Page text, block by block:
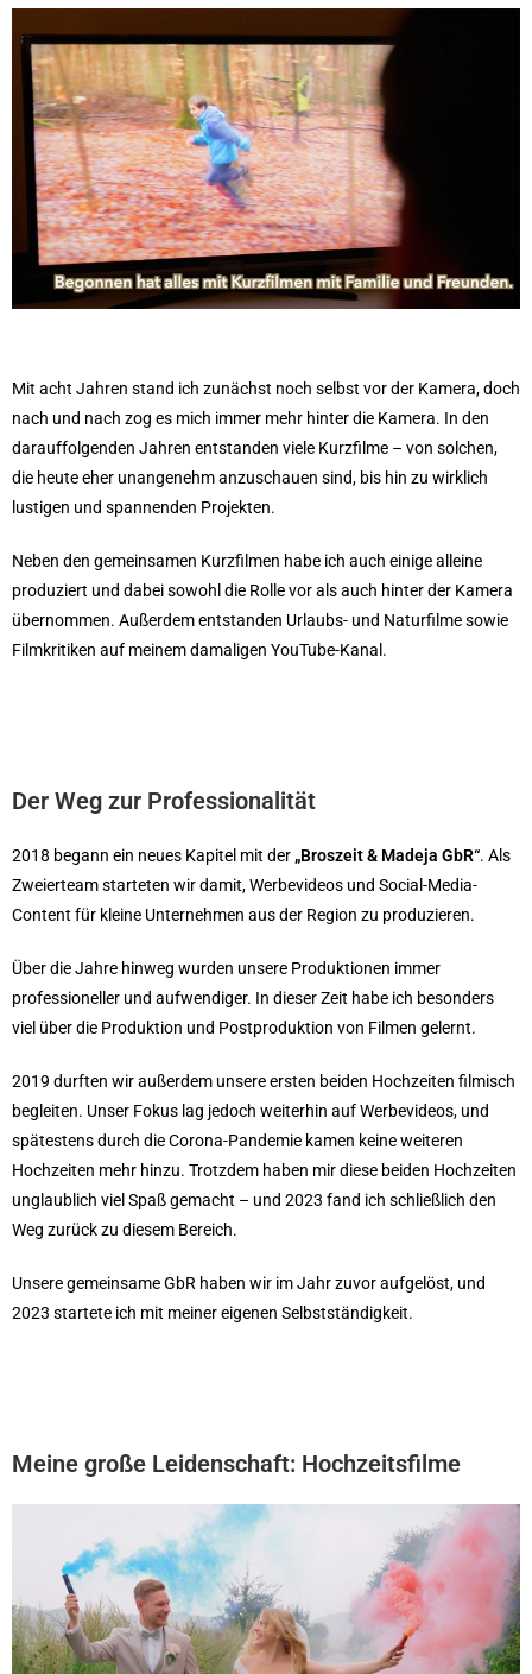
Mit acht Jahren stand ich zunächst noch selbst vor der Kamera, doch
nach und nach zog es mich immer mehr hinter die Kamera. In den
darauffolgenden Jahren entstanden viele Kurzfilme – von solchen,
die heute eher unangenehm anzuschauen sind, bis hin zu wirklich
lustigen und spannenden Projekten.
Neben den gemeinsamen Kurzfilmen habe ich auch einige alleine
produziert und dabei sowohl die Rolle vor als auch hinter der Kamera
übernommen. Außerdem entstanden Urlaubs- und Naturfilme sowie
Filmkritiken auf meinem damaligen YouTube-Kanal.
Der Weg zur Professionalität
2018 begann ein neues Kapitel mit der „Broszeit & Madeja GbR“. Als
Zweierteam starteten wir damit, Werbevideos und Social-Media-
Content für kleine Unternehmen aus der Region zu produzieren.
Über die Jahre hinweg wurden unsere Produktionen immer
professioneller und aufwendiger. In dieser Zeit habe ich besonders
viel über die Produktion und Postproduktion von Filmen gelernt.
2019 durften wir außerdem unsere ersten beiden Hochzeiten filmisch
begleiten. Unser Fokus lag jedoch weiterhin auf Werbevideos, und
spätestens durch die Corona-Pandemie kamen keine weiteren
Hochzeiten mehr hinzu. Trotzdem haben mir diese beiden Hochzeiten
unglaublich viel Spaß gemacht – und 2023 fand ich schließlich den
Weg zurück zu diesem Bereich.
Unsere gemeinsame GbR haben wir im Jahr zuvor aufgelöst, und
2023 startete ich mit meiner eigenen Selbstständigkeit.
Meine große Leidenschaft: Hochzeitsfilme